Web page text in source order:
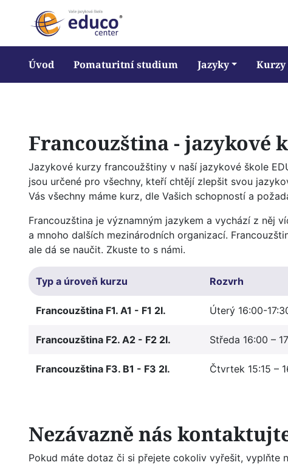
Úvod Pomaturitní studium Jazyky Kurzy
Francouzština - jazykové
Jazykové kurzy francoužštiny v naší jazykové škole
jsou určené pro všechny, kteří chtějí zlepšit svou
Vás všechny máme kurz, dle Vašich schopností a
Francouzština je významným jazykem a vychází z něj
a mnoho dalších mezinárodních organizací.
ale dá se naučit. Zkuste to s námi.
Typ a úroveň kurzu Rozvrh
Francouzština F1. A1 - F1 2I. Úterý 16:00-
Francouzština F2. A2 - F2 2I. Středa 16:00 –
Francouzština F3. B1 - F3 2I. Čtvrtek 15:15 –
Nezávazně nás
Pokud máte dotaz či si přejete cokoliv vyřešit, vyplňte